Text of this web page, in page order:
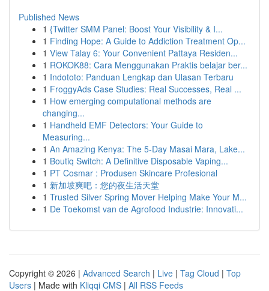
Published News
1 {Twitter SMM Panel: Boost Your Visibility & I...
1 Finding Hope: A Guide to Addiction Treatment Op...
1 View Talay 6: Your Convenient Pattaya Residen...
1 ROKOK88: Cara Menggunakan Praktis belajar ber...
1 Indototo: Panduan Lengkap dan Ulasan Terbaru
1 FroggyAds Case Studies: Real Successes, Real ...
1 How emerging computational methods are
changing...
1 Handheld EMF Detectors: Your Guide to
Measuring...
1 An Amazing Kenya: The 5-Day Masai Mara, Lake...
1 Boutiq Switch: A Definitive Disposable Vaping...
1 PT Cosmar : Produsen Skincare Profesional
1 新加坡爽吧：您的夜生活天堂
1 Trusted Silver Spring Mover Helping Make Your M...
1 De Toekomst van de Agrofood Industrie: Innovati...
Copyright © 2026 | Advanced Search | Live | Tag Cloud | Top
Users | Made with Kliqqi CMS | All RSS Feeds